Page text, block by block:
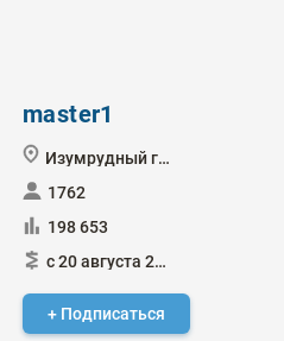
master1
Изумрудный город
1762
198 653
с 20 августа 2021
+ Подписаться